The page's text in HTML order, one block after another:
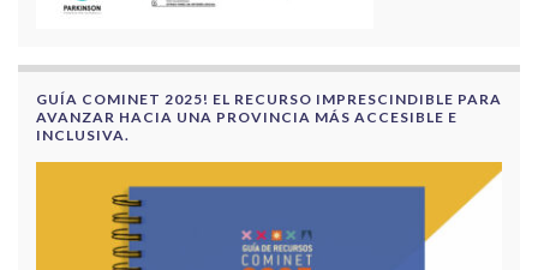
GUÍA COMINET 2025! EL RECURSO IMPRESCINDIBLE PARA
AVANZAR HACIA UNA PROVINCIA MÁS ACCESIBLE E
INCLUSIVA.